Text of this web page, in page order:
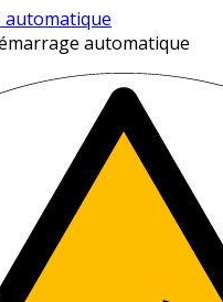
automatique
automatique